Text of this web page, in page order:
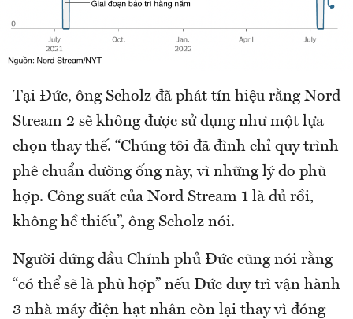
Tại Đức, ông Scholz đã phát tín hiệu rằng Nord
Stream 2 sẽ không được sử dụng như một lựa
chọn thay thế. “Chúng tôi đã đình chỉ quy trình
phê chuẩn đường ống này, vì những lý do phù
hợp. Công suất của Nord Stream 1 là đủ rồi,
không hề thiếu”, ông Scholz nói.
Người đứng đầu Chính phủ Đức cũng nói rằng
“có thể sẽ là phù hợp” nếu Đức duy trì vận hành
3 nhà máy điện hạt nhân còn lại thay vì đóng